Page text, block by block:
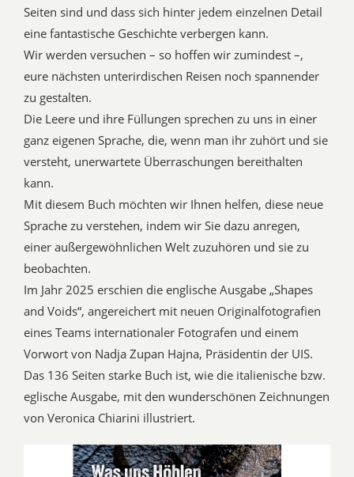
Seiten sind und dass sich hinter jedem einzelnen Detail
eine fantastische Geschichte verbergen kann.
Wir werden versuchen – so hoffen wir zumindest –,
eure nächsten unterirdischen Reisen noch spannender
zu gestalten.
Die Leere und ihre Füllungen sprechen zu uns in einer
ganz eigenen Sprache, die, wenn man ihr zuhört und sie
versteht, unerwartete Überraschungen bereithalten
kann.
Mit diesem Buch möchten wir Ihnen helfen, diese neue
Sprache zu verstehen, indem wir Sie dazu anregen,
einer außergewöhnlichen Welt zuzuhören und sie zu
beobachten.
Im Jahr 2025 erschien die englische Ausgabe „Shapes
and Voids“, angereichert mit neuen Originalfotografien
eines Teams internationaler Fotografen und einem
Vorwort von Nadja Zupan Hajna, Präsidentin der UIS.
Das 136 Seiten starke Buch ist, wie die italienische bzw.
eglische Ausgabe, mit den wunderschönen Zeichnungen
von Veronica Chiarini illustriert.